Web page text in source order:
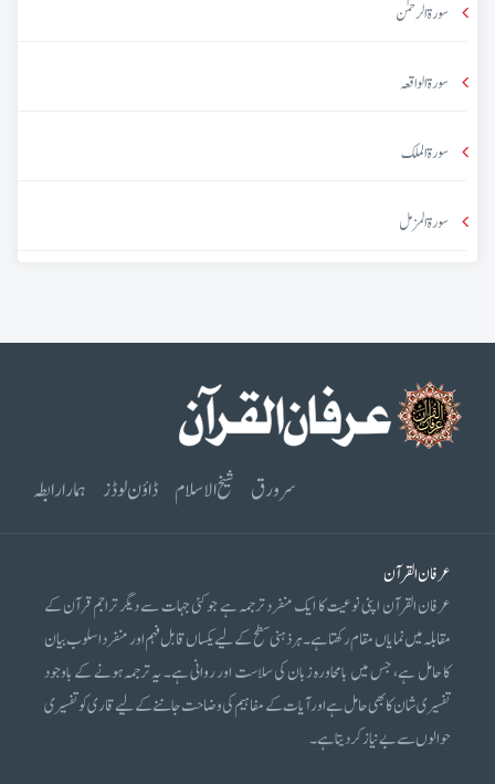
سورۃ الرحمٰن
سورۃ الواقعہ
سورۃ الملک
سورۃ المزمل
سرورق شیخ الاسلام ڈاؤن لوڈز ہمارا رابطہ
عرفان القرآن
عرفان القرآن اپنی نوعیت کا ایک منفرد ترجمہ ہے جو کئی جہات سے دیگر تراجم قرآن کے
مقابلہ میں نمایاں مقام رکھتا ہے۔ ہر ذہنی سطح کے لیے یکساں قابل فہم اور منفرد اسلوب بیان
کا حامل ہے، جس میں بامحاورہ زبان کی سلاست اور روانی ہے۔ یہ ترجمہ ہونے کے باوجود
تفسیری شان کا بھی حامل ہے اور آیات کے مفاہیم کی وضاحت جاننے کے لیے قاری کو تفسیری
حوالوں سے بے نیاز کر دیتا ہے۔